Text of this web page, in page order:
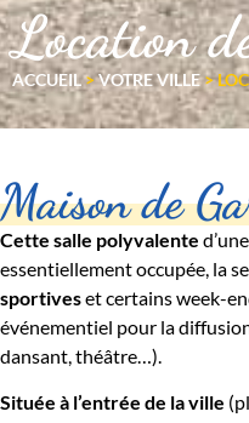
Location
ACCUEIL>VOTRE VILLE>
Maison de
Cette salle polyvalente
essentiellement occupée, la
sportiveset certains week-
événementiel pour la
dansant, théâtre…).
Située à l’entrée de la ville